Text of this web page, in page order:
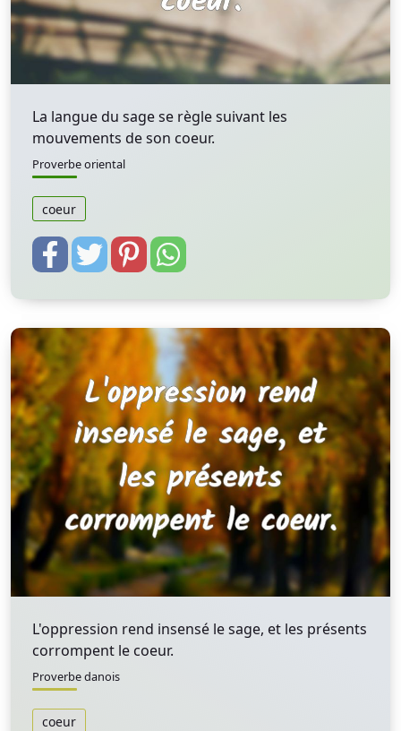
La langue du sage se règle suivant les
mouvements de son coeur.
Proverbe oriental
coeur
L'oppression rend insensé le sage, et les présents
corrompent le coeur.
Proverbe danois
coeur